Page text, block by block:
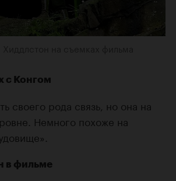
с Конгом
своего рода связь, но она на
Немного похоже на
в фильме